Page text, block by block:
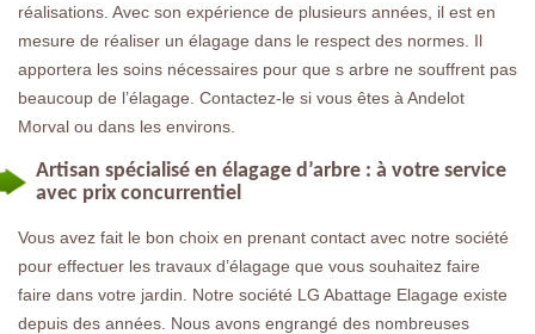
réalisations. Avec son expérience de plusieurs années, il est en
mesure de réaliser un élagage dans le respect des normes. Il
apportera les soins nécessaires pour que s arbre ne souffrent pas
beaucoup de l’élagage. Contactez-le si vous êtes à Andelot
Morval ou dans les environs.
Artisan spécialisé en élagage d’arbre : à votre service
avec prix concurrentiel
Vous avez fait le bon choix en prenant contact avec notre société
pour effectuer les travaux d’élagage que vous souhaitez faire
faire dans votre jardin. Notre société LG Abattage Elagage existe
depuis des années. Nous avons engrangé des nombreuses